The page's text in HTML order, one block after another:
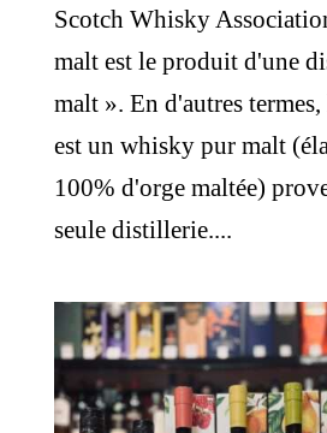
Scotch Whisky
malt est le produit d'une
malt ». En d'autres
est un whisky pur malt
100% d'orge maltée)
seule distillerie....